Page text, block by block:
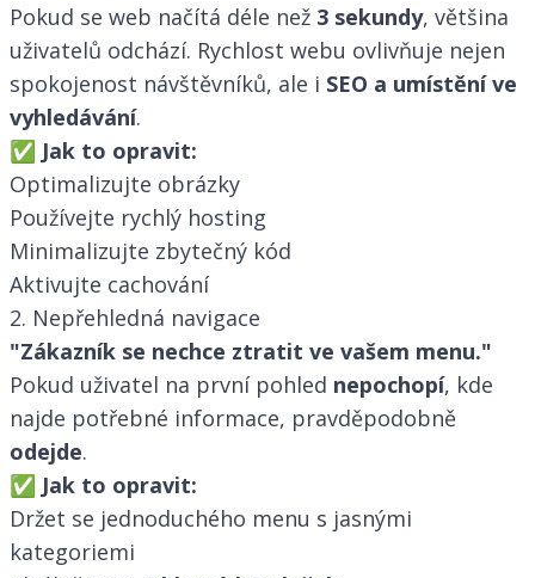
Pokud se web načítá déle než 3 sekundy, většina
uživatelů odchází. Rychlost webu ovlivňuje nejen
spokojenost návštěvníků, ale i SEO a umístění ve
vyhledávání.
✅ Jak to opravit:
Optimalizujte obrázky
Používejte rychlý hosting
Minimalizujte zbytečný kód
Aktivujte cachování
2. Nepřehledná navigace
"Zákazník se nechce ztratit ve vašem menu."
Pokud uživatel na první pohled nepochopí, kde
najde potřebné informace, pravděpodobně
odejde.
✅ Jak to opravit:
Držet se jednoduchého menu s jasnými
kategoriemi